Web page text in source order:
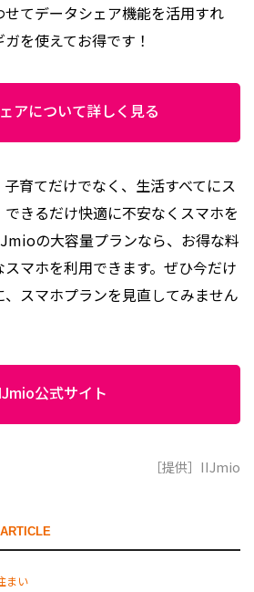
てデータシェア機能を活用すれ
を使えてお得です！
アについて詳しく見る
育てだけでなく、生活すべてにス
できるだけ快適に不安なくスマホを
の大容量プランなら、お得な料
マホを利用できます。ぜひ今だけ
スマホプランを見直してみません
公式サイト
［提供］IIJmio
まい